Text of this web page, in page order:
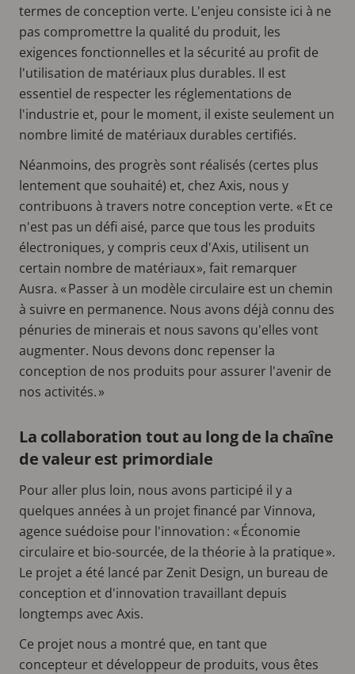
termes de conception verte. L'enjeu consiste ici à ne
pas compromettre la qualité du produit, les
exigences fonctionnelles et la sécurité au profit de
l'utilisation de matériaux plus durables. Il est
essentiel de respecter les réglementations de
l'industrie et, pour le moment, il existe seulement un
nombre limité de matériaux durables certifiés.
Néanmoins, des progrès sont réalisés (certes plus
lentement que souhaité) et, chez Axis, nous y
contribuons à travers notre conception verte. « Et ce
n'est pas un défi aisé, parce que tous les produits
électroniques, y compris ceux d'Axis, utilisent un
certain nombre de matériaux », fait remarquer
Ausra. « Passer à un modèle circulaire est un chemin
à suivre en permanence. Nous avons déjà connu des
pénuries de minerais et nous savons qu'elles vont
augmenter. Nous devons donc repenser la
conception de nos produits pour assurer l'avenir de
nos activités. »
La collaboration tout au long de la chaîne
de valeur est primordiale
Pour aller plus loin, nous avons participé il y a
quelques années à un projet financé par Vinnova,
agence suédoise pour l'innovation : « Économie
circulaire et bio-sourcée, de la théorie à la pratique ».
Le projet a été lancé par Zenit Design, un bureau de
conception et d'innovation travaillant depuis
longtemps avec Axis.
Ce projet nous a montré que, en tant que
concepteur et développeur de produits, vous êtes